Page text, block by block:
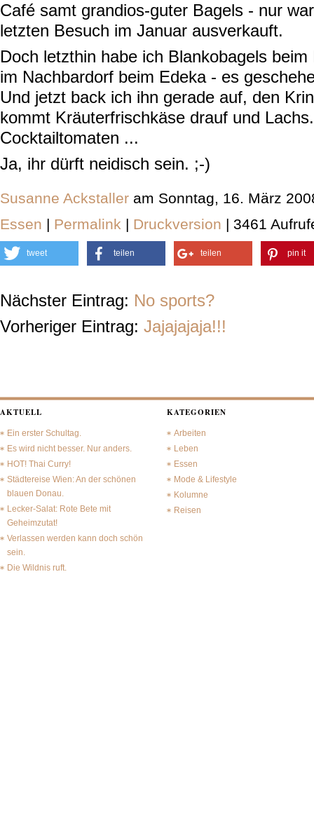
Café samt grandios-guter Bagels - nur
letzten Besuch im Januar ausverkauft.
Doch letzthin habe ich Blankobagels
im Nachbardorf beim Edeka - es
Und jetzt back ich ihn gerade auf, den
kommt Kräuterfrischkäse drauf und
Cocktailtomaten ...
Ja, ihr dürft neidisch sein. ;-)
Susanne Ackstaller am Sonntag, 16. März
Essen | Permalink | Druckversion | 3461
tweet teilen teilen pin it
Nächster Eintrag: No sports?
Vorheriger Eintrag: Jajajajaja!!!
AKTUELL
Ein erster Schultag.
Es wird nicht besser. Nur anders.
HOT! Thai Curry!
Städtereise Wien: An der schönen
blauen Donau.
Lecker-Salat: Rote Bete mit
Geheimzutat!
Verlassen werden kann doch schön
sein.
Die Wildnis ruft.
KATEGORIEN
Arbeiten
Leben
Essen
Mode & Lifestyle
Kolumne
Reisen